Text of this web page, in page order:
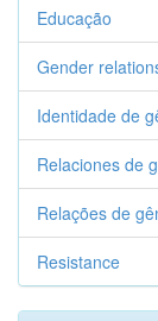
Educação
Gender
Identidade de
Relaciones de
Relações de
Resistance